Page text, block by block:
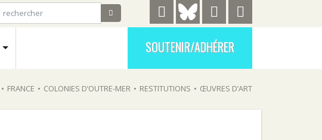
SOUTENIR/ADHÉRER
• FRANCE • COLONIES D’OUTRE-MER • RESTITUTIONS • ŒUVRES D’ART